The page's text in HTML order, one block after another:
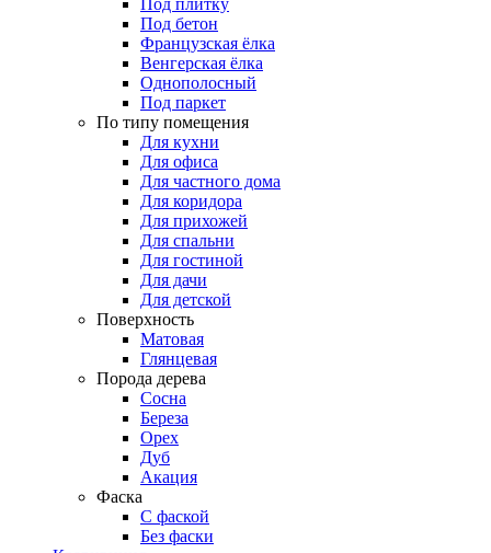
Под плитку
Под бетон
Французская ёлка
Венгерская ёлка
Однополосный
Под паркет
По типу помещения
Для кухни
Для офиса
Для частного дома
Для коридора
Для прихожей
Для спальни
Для гостиной
Для дачи
Для детской
Поверхность
Матовая
Глянцевая
Порода дерева
Сосна
Береза
Орех
Дуб
Акация
Фаска
С фаской
Без фаски